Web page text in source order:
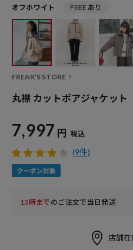
オフホワイト FREE あり
FREAK'S STORE
丸襟 カットボアジャケット
7,997 円 税込
(9件)
13時まで のご注文で当日発送
店舗在